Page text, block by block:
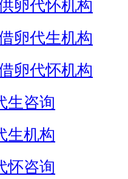
卵代怀机构
卵代生机构
卵代怀机构
生咨询
生机构
怀咨询